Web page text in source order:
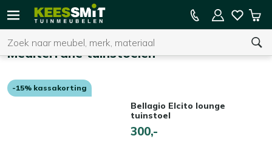
Kees
Tuinmeubelen
Zoeken
U heeft geen product(en) in uw winkelwagen.
15% kassakorting op de hele collectie
Mediterrane tuinstoelen
-15% kassakorting
Bellagio Elcito lounge
tuinstoel
300,-